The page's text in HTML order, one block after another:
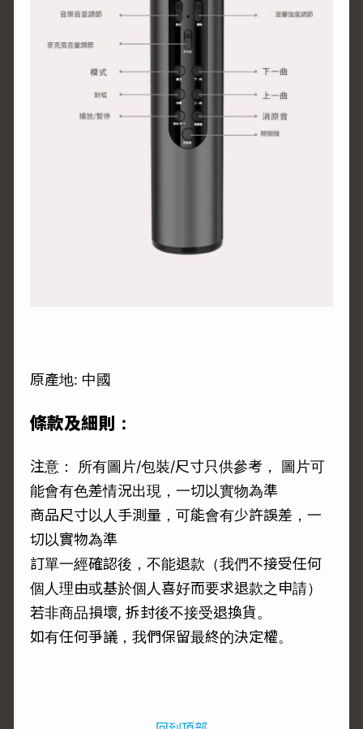
原產地: 中國
條款及細則：
注意： 所有圖片/包裝/尺寸只供參考， 圖片可
能會有色差情況出現，一切以實物為準
商品尺寸以人手測量，可能會有少許誤差，一
切以實物為準
訂單一經確認後，不能退款（我們不接受任何
個人理由或基於個人喜好而要求退款之申請）
若非商品損壞, 拆封後不接受退換貨。
如有任何爭議，我們保留最終的決定權。